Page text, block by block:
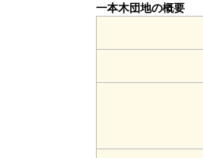
一本木団地の概要